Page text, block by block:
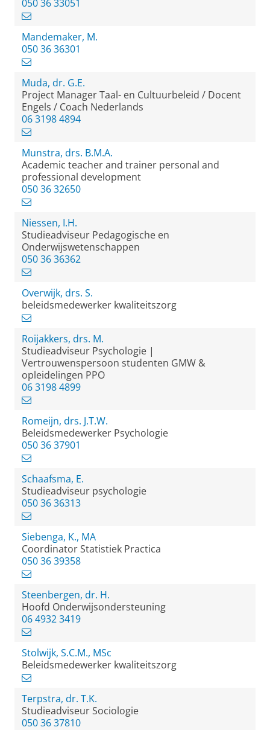
050 36 33051
Mandemaker, M.
050 36 36301
Muda, dr. G.E.
Project Manager Taal- en Cultuurbeleid / Docent
Engels / Coach Nederlands
06 3198 4894
Munstra, drs. B.M.A.
Academic teacher and trainer personal and
professional development
050 36 32650
Niessen, I.H.
Studieadviseur Pedagogische en
Onderwijswetenschappen
050 36 36362
Overwijk, drs. S.
beleidsmedewerker kwaliteitszorg
Roijakkers, drs. M.
Studieadviseur Psychologie |
Vertrouwenspersoon studenten GMW &
opleidelingen PPO
06 3198 4899
Romeijn, drs. J.T.W.
Beleidsmedewerker Psychologie
050 36 37901
Schaafsma, E.
Studieadviseur psychologie
050 36 36313
Siebenga, K., MA
Coordinator Statistiek Practica
050 36 39358
Steenbergen, dr. H.
Hoofd Onderwijsondersteuning
06 4932 3419
Stolwijk, S.C.M., MSc
Beleidsmedewerker kwaliteitszorg
Terpstra, dr. T.K.
Studieadviseur Sociologie
050 36 37810